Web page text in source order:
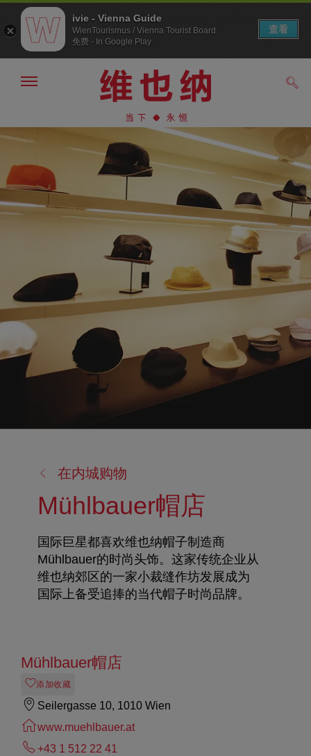
往
航
往
容
显
藏
导
在内城购物
Mühlbauer帽店
国际巨星都喜欢维也纳帽子制造商
Mühlbauer的时尚头饰。这家传统企业从
维也纳郊区的一家小裁缝作坊发展成为
国际上备受追捧的当代帽子时尚品牌。
Mühlbauer帽店
添加收藏
Seilergasse 10, 1010 Wien
www.muehlbauer.at
+43 1 512 22 41
ivie - Vienna Guide
WienTourismus / Vienna Tourist Board
免费 - In Google Play
查看